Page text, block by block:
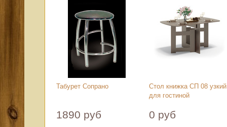
Табурет Сопрано
1890 руб
Стол книжка СП 08 узкий
для гостиной
0 руб